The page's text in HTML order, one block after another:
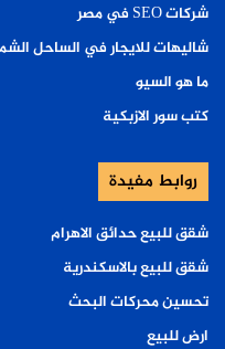
شركات SEO في مصر
شاليهات للايجار في الساحل
ما هو السيو
كتب سور الازبكية
روابط مفيدة
شقق للبيع حدائق الاهرام
شقق للبيع بالاسكندرية
تحسين محركات البحث
ارض للبيع